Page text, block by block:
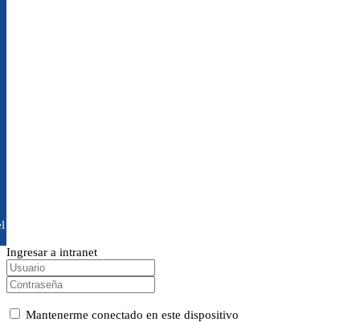
Ingresar a intranet
Mantenerme conectado en este dispositivo